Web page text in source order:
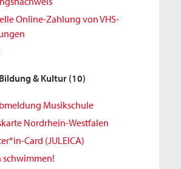
Online-Zahlung von VHS-
& Kultur(10)
Musikschule
Nordrhein-Westfalen
Card (JULEICA)
schwimmen!